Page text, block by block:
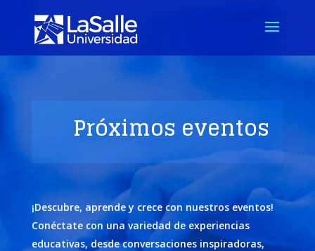
Próximos eventos
¡Descubre, aprende y crece con nuestros eventos!
Conéctate con una variedad de experiencias
educativas, desde conversaciones inspiradoras,